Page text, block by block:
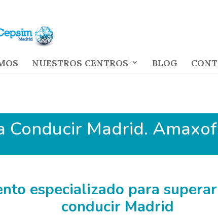
NUESTROS CENTROS BLOG
Conducir Madrid.
especializado para
conducir Madrid